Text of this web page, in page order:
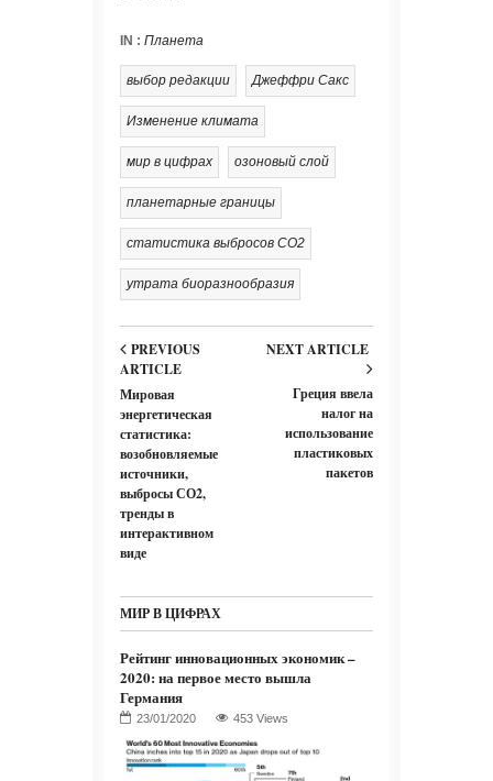
IN : Планета
выбор редакции Джеффри Сакс
Изменение климата
мир в цифрах озоновый слой
планетарные границы
статистика выбросов CO2
утрата биоразнообразия
PREVIOUS
ARTICLE
Мировая
энергетическая
статистика:
возобновляемые
источники,
выбросы СО2,
тренды в
интерактивном
виде
NEXT ARTICLE
Греция ввела
налог на
использование
пластиковых
пакетов
МИР В ЦИФРАХ
Рейтинг инновационных экономик –
2020: на первое место вышла
Германия
453 Views